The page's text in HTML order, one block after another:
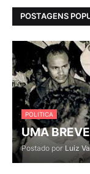
POSTAGENS
POLITICA
UMA
Postado por Luiz